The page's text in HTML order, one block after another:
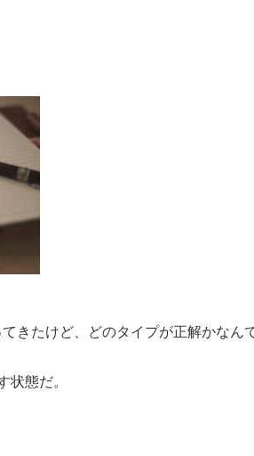
きたけど、どのタイプが正解かなん
状態だ。